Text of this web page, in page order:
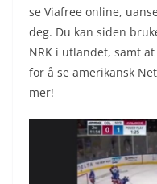
se Viafree online,
deg. Du kan siden
NRK i utlandet, samt
for å se amerikansk
mer!